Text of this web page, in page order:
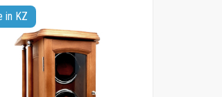
in KZ